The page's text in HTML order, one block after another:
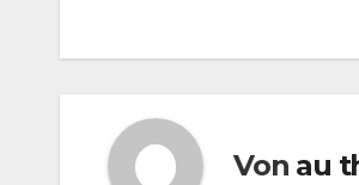
Von au